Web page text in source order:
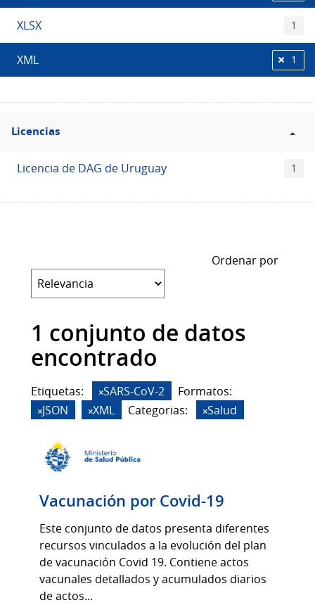
XLSX 1
XML 1
Filtro
Licencias
Licencias
Licencia de DAG de Uruguay 1
Ordenar por
1 conjunto de datos
encontrado
Etiquetas: SARS-CoV-2
Formatos:
JSON
XML Categorias: Salud
Vacunación por Covid-19
Este conjunto de datos presenta diferentes
recursos vinculados a la evolución del plan
de vacunación Covid 19. Contiene actos
vacunales detallados y acumulados diarios
de actos...